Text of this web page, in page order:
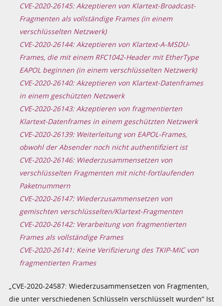
CVE-2020-26145: Akzeptieren von Klartext-Broadcast-
Fragmenten als vollständige Frames (in einem
verschlüsselten Netzwerk)
CVE-2020-26144: Akzeptieren von Klartext-A-MSDU-
Frames, die mit einem RFC1042-Header mit EtherType
EAPOL beginnen (in einem verschlüsselten Netzwerk)
CVE-2020-26140: Akzeptieren von Klartext-Datenframes
in einem geschützten Netzwerk
CVE-2020-26143: Akzeptieren von fragmentierten
Klartext-Datenframes in einem geschützten Netzwerk
CVE-2020-26139: Weiterleitung von EAPOL-Frames,
obwohl der Absender noch nicht authentifiziert ist
CVE-2020-26146: Wiederzusammensetzen von
verschlüsselten Fragmenten mit nicht-fortlaufenden
Paketnummern
CVE-2020-26147: Wiederzusammensetzen von
gemischten verschlüsselten/Klartext-Fragmenten
CVE-2020-26142: Verarbeitung von fragmentierten
Frames als vollständige Frames
CVE-2020-26141: Keine Verifizierung des TKIP-MIC von
fragmentierten Frames
„CVE-2020-24587: Wiederzusammensetzen von Fragmenten,
die unter verschiedenen Schlüsseln verschlüsselt wurden“ Ist